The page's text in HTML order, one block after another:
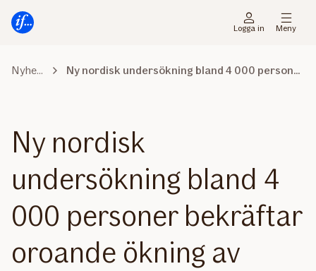
direkt
huvudmenyn
direkt
innehåll
Logga in Meny
Nyhetsrummet Ny nordisk undersökning bland 4 000 personer bekräftar oroande ökning av stress
Ny nordisk
undersökning bland 4
000 personer bekräftar
oroande ökning av